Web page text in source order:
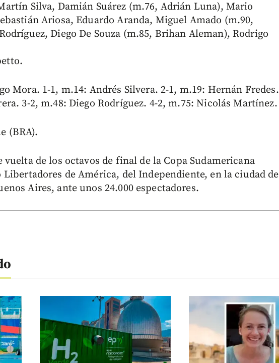
Silva, Damián Suárez (m.76, Adrián Luna), Mario
Ariosa, Eduardo Aranda, Miguel Amado (m.90,
Diego De Souza (m.85, Brihan Aleman), Rodrigo
Mora. 1-1, m.14: Andrés Silvera. 2-1, m.19: Hernán Fredes.
3-2, m.48: Diego Rodríguez. 4-2, m.75: Nicolás Martínez.
(BRA).
vuelta de los octavos de final de la Copa Sudamericana
de América, del Independiente, en la ciudad de
Aires, ante unos 24.000 espectadores.